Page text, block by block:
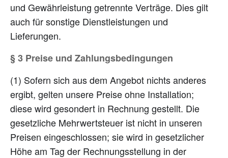
und Gewährleistung getrennte Verträge. Dies gilt
auch für sonstige Dienstleistungen und
Lieferungen.
§ 3 Preise und Zahlungsbedingungen
(1) Sofern sich aus dem Angebot nichts anderes
ergibt, gelten unsere Preise ohne Installation;
diese wird gesondert in Rechnung gestellt. Die
gesetzliche Mehrwertsteuer ist nicht in unseren
Preisen eingeschlossen; sie wird in gesetzlicher
Höhe am Tag der Rechnungsstellung in der